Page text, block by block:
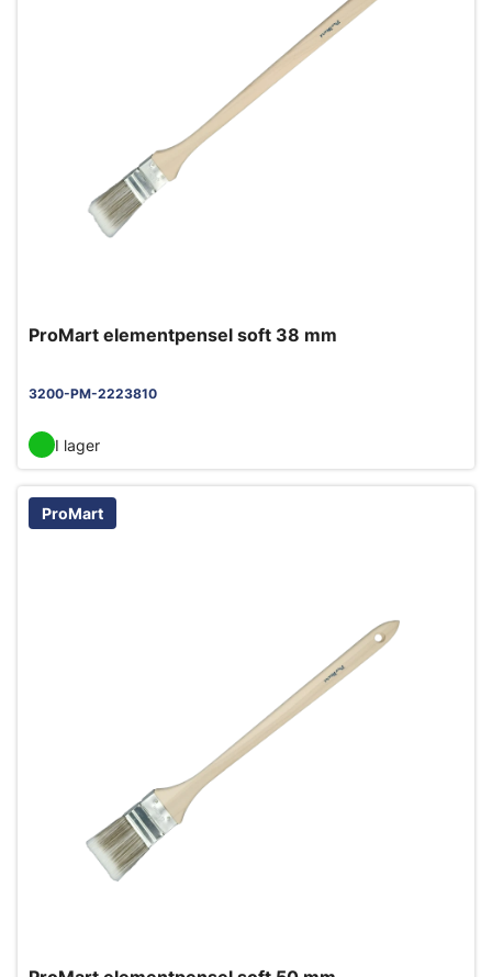
ProMart elementpensel soft 38 mm
3200-PM-2223810
I lager
ProMart